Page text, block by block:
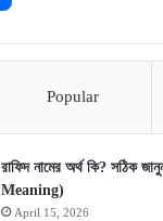
Popular
রাফিদ নামের অর্থ কি? সঠিক
Meaning)
April 15, 2026